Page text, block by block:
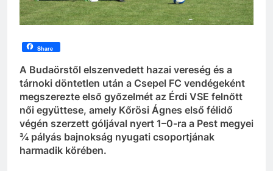
Share
A Budaörstől elszenvedett hazai vereség és a
tárnoki döntetlen után a Csepel FC vendégeként
megszerezte első győzelmét az Érdi VSE felnőtt
női együttese, amely Kőrösi Ágnes első félidő
végén szerzett góljával nyert 1–0-ra a Pest megyei
¾ pályás bajnokság nyugati csoportjának
harmadik körében.